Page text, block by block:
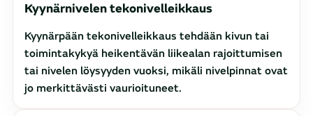
Kyynärnivelen tekonivelleikkaus
Kyynärpään tekonivelleikkaus tehdään kivun tai
toimintakykyä heikentävän liikealan rajoittumisen
tai nivelen löysyyden vuoksi, mikäli nivelpinnat ovat
jo merkittävästi vaurioituneet.